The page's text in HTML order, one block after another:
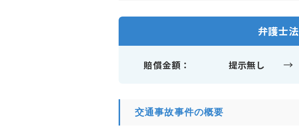
弁護士
賠償金額 提示無し →
交通事故事件の概要